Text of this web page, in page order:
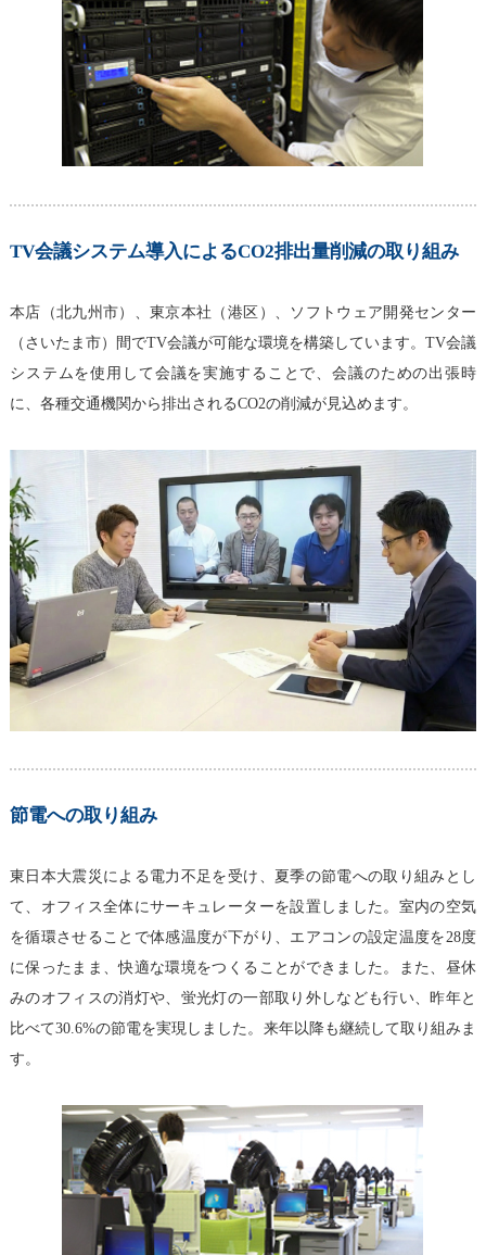
TV会議システム導入によるCO2排出量削減の取り組み
本店（北九州市）、東京本社（港区）、ソフトウェア開発センター
（さいたま市）間でTV会議が可能な環境を構築しています。TV会議
システムを使用して会議を実施することで、会議のための出張時
に、各種交通機関から排出されるCO2の削減が見込めます。
節電への取り組み
東日本大震災による電力不足を受け、夏季の節電への取り組みとし
て、オフィス全体にサーキュレーターを設置しました。室内の空気
を循環させることで体感温度が下がり、エアコンの設定温度を28度
に保ったまま、快適な環境をつくることができました。また、昼休
みのオフィスの消灯や、蛍光灯の一部取り外しなども行い、昨年と
比べて30.6%の節電を実現しました。来年以降も継続して取り組みま
す。